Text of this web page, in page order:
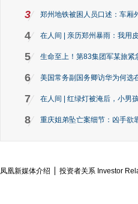
3 郑州地铁被困人员口述：车厢
4 在人间 | 亲历郑州暴雨：我用
5 生命至上！第83集团军某旅紧
6 美国常务副国务卿访华为何选
7 在人间 | 红绿灯被淹后，小男
8 重庆姐弟坠亡案细节：凶手欲
凤凰新媒体介绍 投资者关系 Investor